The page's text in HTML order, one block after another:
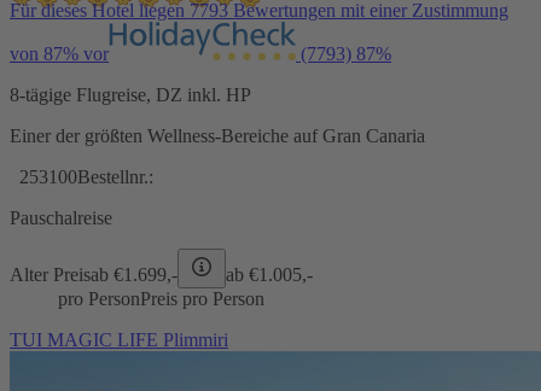
Für dieses Hotel liegen 7793 Bewertungen mit einer Zustimmung
von 87% vor (7793) 87%
8-tägige Flugreise, DZ inkl. HP
Einer der größten Wellness-Bereiche auf Gran Canaria
253100Bestellnr.:
Pauschalreise
Alter Preisab €1.699,- ab €1.005,-
pro PersonPreis pro Person
TUI MAGIC LIFE Plimmiri